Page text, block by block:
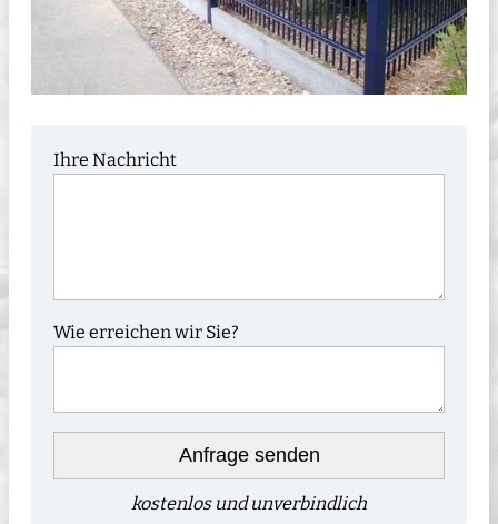
Ihre Nachricht
Wie erreichen wir Sie?
Anfrage senden
kostenlos und unverbindlich